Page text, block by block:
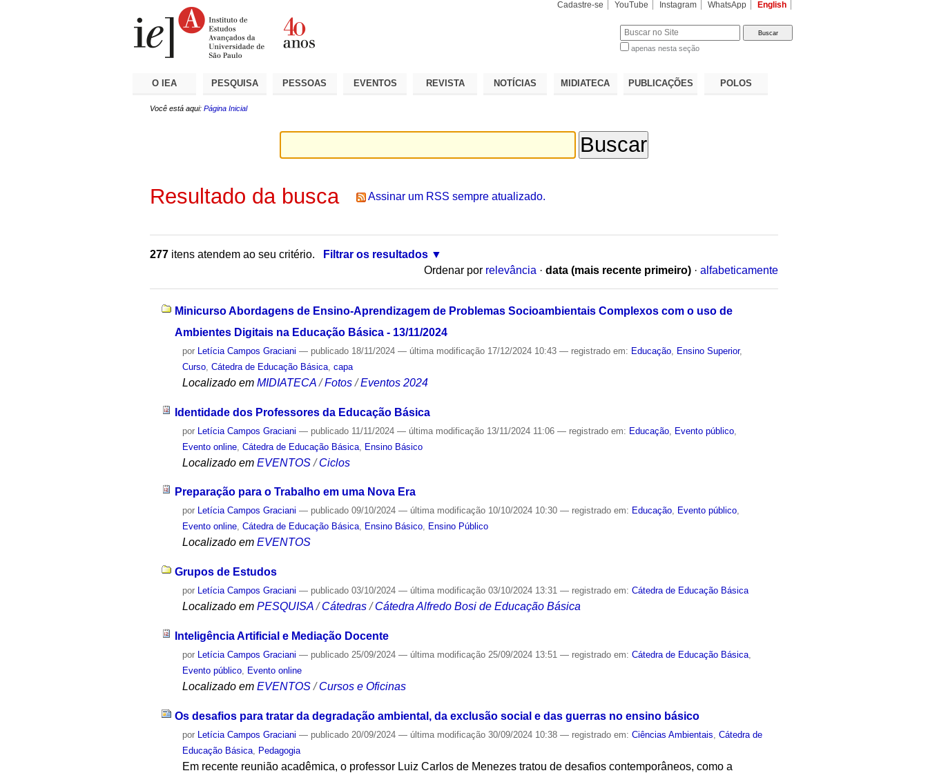
Cadastre-se YouTube Instagram WhatsApp English
apenas nesta seção
O IEA PESQUISA PESSOAS EVENTOS REVISTA NOTÍCIAS MIDIATECA PUBLICAÇÕES POLOS
Você está aqui: Página Inicial
Resultado da busca Assinar um RSS sempre atualizado.
277 itens atendem ao seu critério.
Filtrar os resultados
Ordenar por relevância · data (mais recente primeiro) · alfabeticamente
Minicurso Abordagens de Ensino-Aprendizagem de Problemas Socioambientais Complexos com o uso de
Ambientes Digitais na Educação Básica - 13/11/2024
por Letícia Campos Graciani — publicado 18/11/2024— última modificação 17/12/2024 10:43— registrado em: Educação Ensino Superior,
Curso ,Cátedra de Educação Básica ,capa
Localizado em MIDIATECA /Fotos /Eventos 2024
Identidade dos Professores da Educação Básica
por Letícia Campos Graciani — publicado 11/11/2024— última modificação 13/11/2024 11:06— registrado em: Educação Evento público
Evento online ,Cátedra de Educação Básica Ensino Básico
Localizado em EVENTOS /Ciclos
Preparação para o Trabalho em uma Nova Era
por Letícia Campos Graciani — publicado 09/10/2024— última modificação 10/10/2024 10:30— registrado em: Educação, Evento público,
Evento online,Cátedra de Educação Básica, Ensino Básico, Ensino Público
Localizado em EVENTOS
Grupos de Estudos
por Letícia Campos Graciani — publicado 03/10/2024— última modificação 03/10/2024 13:31— registrado em:Cátedra de Educação Básica
Localizado em PESQUISA /Cátedras/Cátedra Alfredo Bosi de Educação Básica
Inteligência Artificial e Mediação Docente
por Letícia Campos Graciani — publicado 25/09/2024— última modificação 25/09/2024 13:51— registrado em:Cátedra de Educação Básica
Evento público
Evento online
Localizado em EVENTOS /Cursos e Oficinas
Os desafios para tratar da degradação ambiental, da exclusão social e das guerras no ensino básico
por Letícia Campos Graciani — publicado 20/09/2024— última modificação 30/09/2024 10:38— registrado em:Ciências Ambientais ,Cátedra de
Educação Básica Pedagogia
Em recente reunião acadêmica, o professor Luiz Carlos de Menezes tratou de desafios contemporâneos, como a